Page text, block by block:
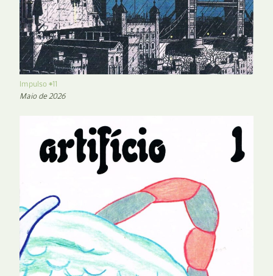
Impulso #11
Maio de 2026